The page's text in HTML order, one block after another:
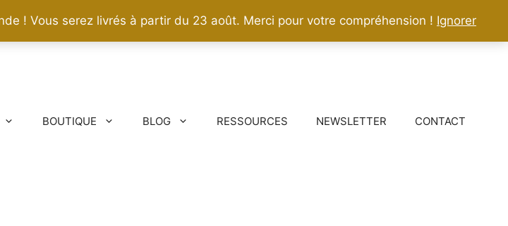
! Vous serez livrés à partir du 23 août. Merci pour votre compréhension ! Ignorer
BOUTIQUE BLOG RESSOURCES NEWSLETTER CONTACT